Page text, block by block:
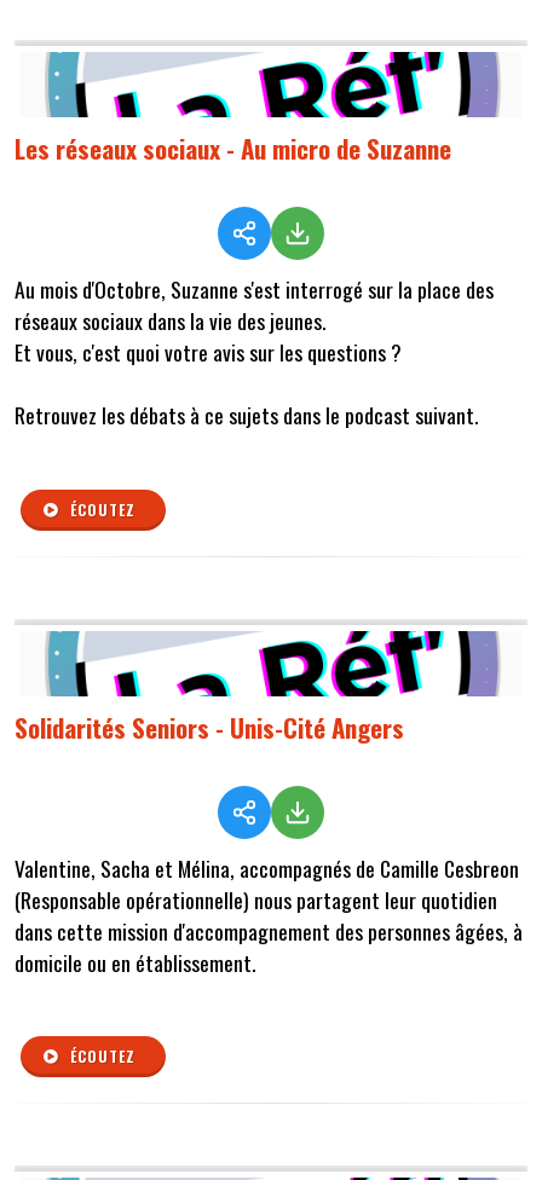
Les réseaux sociaux - Au micro de Suzanne
Au mois d'Octobre, Suzanne s'est interrogé sur la place des
réseaux sociaux dans la vie des jeunes.
Et vous, c'est quoi votre avis sur les questions ?
Retrouvez les débats à ce sujets dans le podcast suivant.
ÉCOUTEZ
Solidarités Seniors - Unis-Cité Angers
Valentine, Sacha et Mélina, accompagnés de Camille Cesbreon
(Responsable opérationnelle) nous partagent leur quotidien
dans cette mission d'accompagnement des personnes âgées, à
domicile ou en établissement.
ÉCOUTEZ